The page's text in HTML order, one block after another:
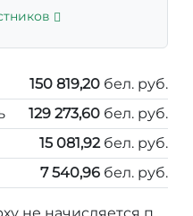
150 819,20 бел. руб.
129 273,60 бел. руб.
15 081,92 бел. руб.
7 540,96 бел. руб.
не начисляется п.